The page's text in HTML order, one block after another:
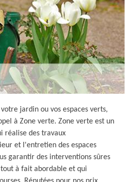
jardin ou vos espaces verts,
à Zone verte. Zone verte est un
réalise des travaux
et l'entretien des espaces
garantir des interventions sûres
à fait abordable et qui